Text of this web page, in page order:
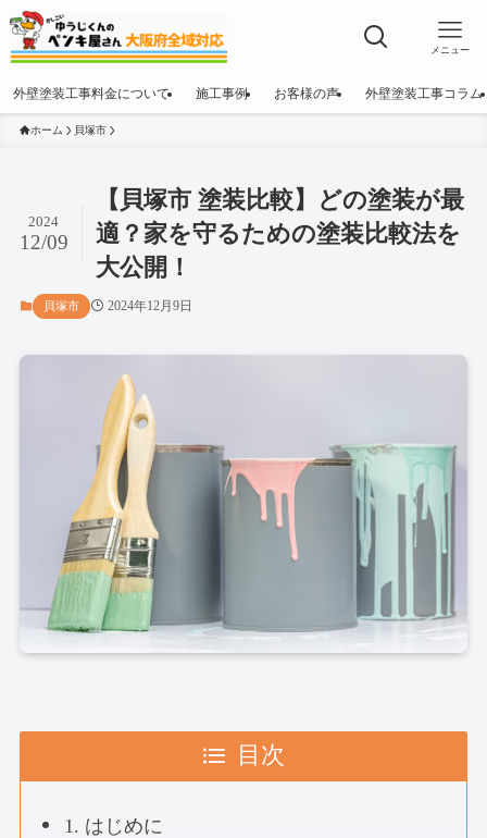
メニュー
外壁塗装工事料金について 施工事例 お客様の声 外壁塗装工事コラム
ホーム 貝塚市
【貝塚市 塗装比較】どの塗装が最
適？家を守るための塗装比較法を
大公開！
2024
12/09
貝塚市 2024年12月9日
目次
1. はじめに